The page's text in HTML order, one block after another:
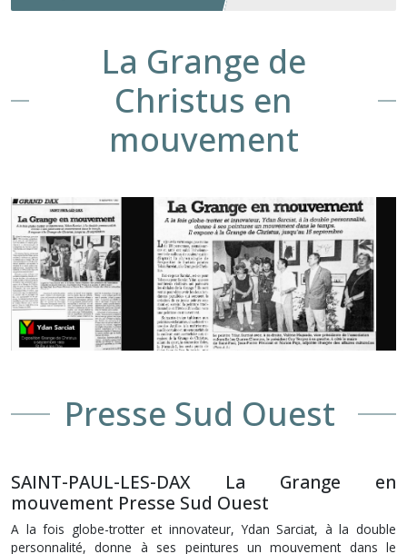
La Grange de
Christus en
mouvement
Presse Sud Ouest
SAINT-PAUL-LES-DAX La Grange en
mouvement Presse Sud Ouest
A la fois globe-trotter et innovateur, Ydan Sarciat, à la double
personnalité, donne à ses peintures un mouvement dans le